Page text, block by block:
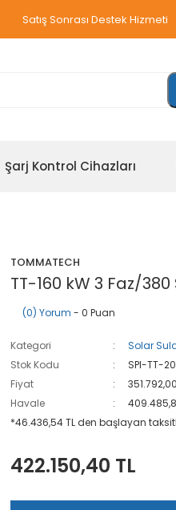
Satış Sonrası Destek Hizmeti
Şarj Kontrol Cihazları
TOMMATECH
TT-160 kW 3 Faz/
(0) Yorum - 0 Puan
Kategori
Solar
Stok Kodu
SPI-TT-
Fiyat
Havale
*46.436,54 TL den başlayan
422.150,40 TL